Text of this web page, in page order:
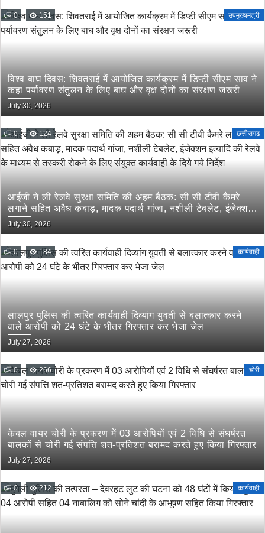
0 151 उपमुख्यमंत्री
विश्व बाघ दिवस: शिवतराई में आयोजित कार्यक्रम में डिप्टी सीएम साव ने
कहा पर्यावरण संतुलन के लिए बाघ और वृक्ष दोनों का संरक्षण जरूरी
July 30, 2026
0 124 छत्तीसगढ़
आईजी ने ली रेलवे सुरक्षा समिति की अहम बैठक: सी सी टीवी कैमरे
लगाने सहित अवैध कबाड़, मादक पदार्थ गांजा, नशीली टेबलेट, इंजेक्शन
इत्यादि की रेलवे के माध्यम से तस्करी रोकने के लिए संयुक्त कार्यवाही
के दिये गये निर्देश
July 30, 2026
0 184 कार्यवाही
लालपुर पुलिस की त्वरित कार्यवाही दिव्यांग युवती से बलात्कार करने
वाले आरोपी को 24 घंटे के भीतर गिरफ्तार कर भेजा जेल
July 27, 2026
0 266 चोरी
केबल वायर चोरी के प्रकरण में 03 आरोपियों एवं 2 विधि से संघर्षरत
बालकों से चोरी गई संपत्ति शत-प्रतिशत बरामद करते हुए किया गिरफ्तार
July 27, 2026
0 212 कार्यवाही